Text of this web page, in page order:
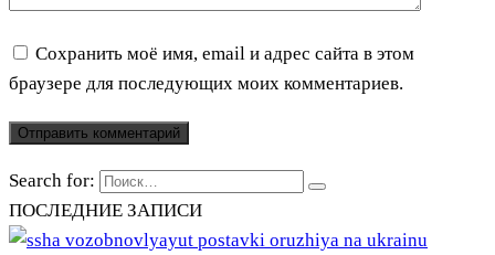
Сохранить моё имя, email и адрес сайта в этом
браузере для последующих моих комментариев.
Search for:
ПОСЛЕДНИЕ ЗАПИСИ